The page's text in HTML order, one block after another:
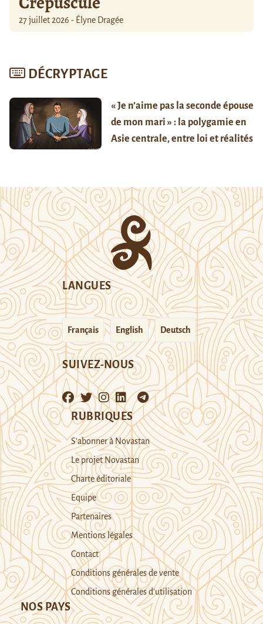
27 juillet 2026 - Élyne Dragée
DÉCRYPTAGE
« Je n’aime pas la seconde épouse
de mon mari » : la polygamie en
Asie centrale, entre loi et réalités
LANGUES
Français English Deutsch
SUIVEZ-NOUS
RUBRIQUES
S’abonner à Novastan
Le projet Novastan
Charte éditoriale
Equipe
Partenaires
Mentions légales
Contact
Conditions générales de vente
Conditions générales d’utilisation
NOS PAYS